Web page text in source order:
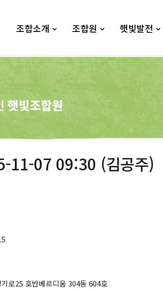
조합소개 조합원 햇빛발전
11-07 09:30 (김공주)
로25 호반베르디움 304동 604호